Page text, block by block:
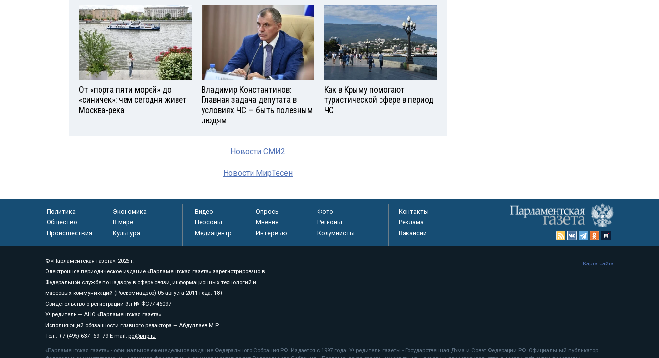
От «порта пяти морей» до
«синичек»: чем сегодня живет
Москва-река
Владимир Константинов:
Главная задача депутата в
условиях ЧС — быть полезным
людям
Как в Крыму помогают
туристической сфере в период
ЧС
Новости СМИ2
Новости МирТесен
Политика
Экономика
Общество
В мире
Происшествия
Культура
Видео Опросы
Фото
Персоны
Мнения
Регионы
Медиацентр
Интервью Колумнисты
Контакты
Реклама
Вакансии
© «Парламентская газета», 2026 г.
Электронное периодическое издание «Парламентская газета» зарегистрировано в
Федеральной службе по надзору в сфере связи, информационных технологий и
массовых коммуникаций (Роскомнадзор) 05 августа 2011 года. 18+
Свидетельство о регистрации Эл № ФС77-46097
Учредитель — АНО «Парламентская газета»
Исполняющий обязанности главного редактора — Абдуллаев М.Р.
Тел.: +7 (495) 637–69–79 E-mail: pg@pnp.ru
«Парламентская газета» - официальное еженедельное издание Федерального Собрания РФ. Издается с 1997 года. Учредители газеты - Государственная Дума и Совет Федерации РФ. Официальный публикатор
Карта сайта